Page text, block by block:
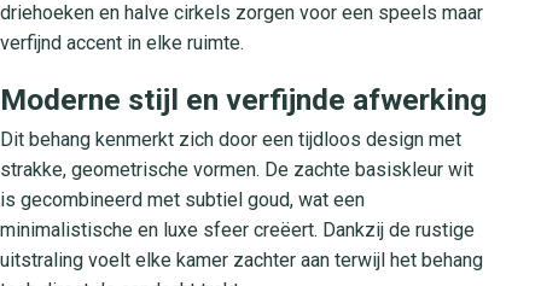
driehoeken en halve cirkels zorgen voor een speels maar
verfijnd accent in elke ruimte.
Moderne stijl en verfijnde afwerking
Dit behang kenmerkt zich door een tijdloos design met
strakke, geometrische vormen. De zachte basiskleur wit
is gecombineerd met subtiel goud, wat een
minimalistische en luxe sfeer creëert. Dankzij de rustige
uitstraling voelt elke kamer zachter aan terwijl het behang